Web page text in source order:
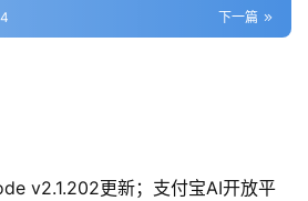
下一篇
v2.1.202更新；支付宝AI开放平